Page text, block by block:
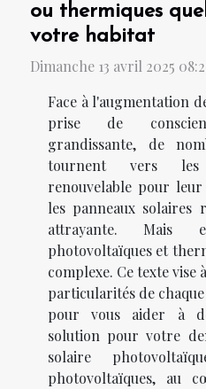
ou thermiques
votre habitat
Dimanche 13 avril 2025
Face à l'augmentation
prise de
grandissante, de
tournent vers les
renouvelable pour
les panneaux solaires
attrayante. Mais
photovoltaïques et
complexe. Ce texte vise
particularités de
pour vous aider à
solution pour votre
solaire
photovoltaïques, au